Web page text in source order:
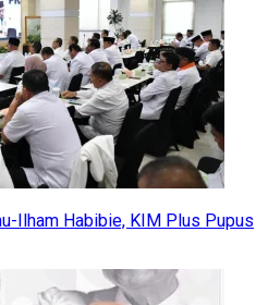
Ilham Habibie, KIM Plus Pupus